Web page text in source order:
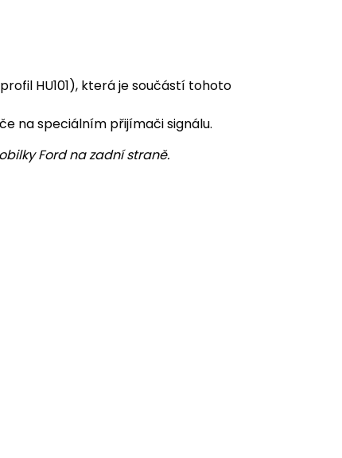
HU101), která je součástí tohoto
na speciálním přijímači signálu.
Ford na zadní straně.